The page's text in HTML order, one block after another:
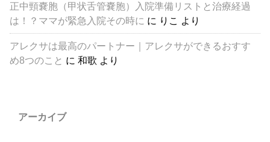
正中頸嚢胞（甲状舌管嚢胞）入院準備リストと治療経過
は！？ママが緊急入院その時に に りこ より
アレクサは最高のパートナー｜アレクサができるおすす
め8つのこと に和歌 より
アーカイブ